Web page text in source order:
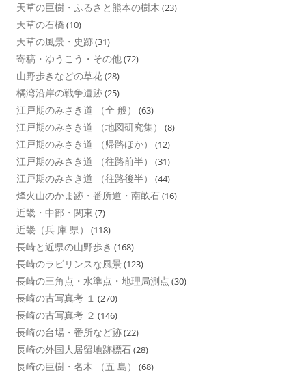
天草の巨樹・ふるさと熊本の樹木 (23)
天草の石橋 (10)
天草の風景・史跡(31)
寄稿・ゆうこう・その他(72)
山野歩きなどの草花(28)
橘湾沿岸の戦争遺跡(25)
江戸期のみさき道 （全 般） (63)
江戸期のみさき道 （地図研究集） (8)
江戸期のみさき道 （帰路ほか） (12)
江戸期のみさき道 （往路前半） (31)
江戸期のみさき道 （往路後半） (44)
烽火山のかま跡・番所道・南畝石(16)
近畿・中部・関東 (7)
近畿（兵 庫 県） (118)
長崎と近県の山野歩き (168)
長崎のラビリンスな風景 (123)
長崎の三角点・水準点・地理局測点 (30)
長崎の古写真考 １ (270)
長崎の古写真考 ２ (146)
長崎の台場・番所など跡(22)
長崎の外国人居留地跡標石(28)
長崎の巨樹・名木 （五 島） (68)